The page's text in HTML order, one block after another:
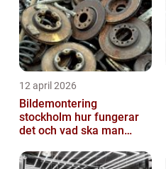
12 april 2026
Bildemontering
stockholm hur fungerar
det och vad ska man